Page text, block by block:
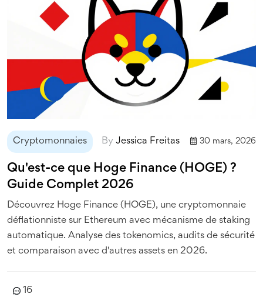
Cryptomonnaies By Jessica Freitas 30 mars, 2026
Qu'est-ce que Hoge Finance (HOGE) ?
Guide Complet 2026
Découvrez Hoge Finance (HOGE), une cryptomonnaie
déflationniste sur Ethereum avec mécanisme de staking
automatique. Analyse des tokenomics, audits de sécurité
et comparaison avec d'autres assets en 2026.
16